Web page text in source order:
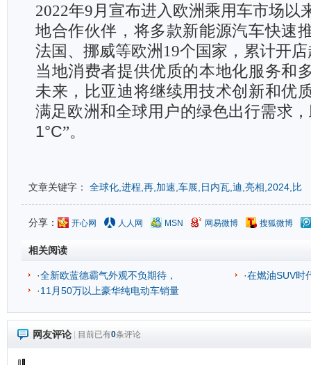
2022年9月宣布进入欧洲乘用车市场以
地合作伙伴，将多款新能源汽车快速
法国、挪威等欧洲19个国家，累计开
当地消费者提供优质的本地化服务和
未来，比亚迪将继续用技术创新和优
满足欧洲和全球用户的绿色出行需求
1°C”。
文章关键字： 全球化,进程,再,加速,车展,日内瓦,迪,亮相,2024,比
分享： 开心网 人人网 MSN 网易微博 搜狐微博
相关阅读
·全新欧蓝德霸气外观不负期待， ·在燃油SUV时
·11月50万以上豪华纯电动车销量
网友评论 目前已有0条评论